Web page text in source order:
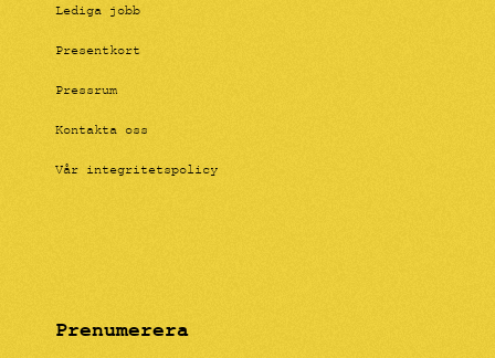
Lediga jobb
Presentkort
Pressrum
Kontakta oss
Vår integritetspolicy
Prenumerera